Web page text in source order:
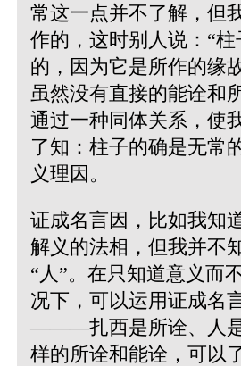
常这一点并不了解，但
作的，这时别人说：“
的，因为它是所作的缘
虽然没有直接的能诠和
通过一种同体关系，使
了知：柱子的确是无常
义理因。
证成名言因，比如我知
解义的法相，但我并不
“人”。在只知道意义而
况下，可以运用证成名
———扎西是所诠、人
样的所诠和能诠，可以